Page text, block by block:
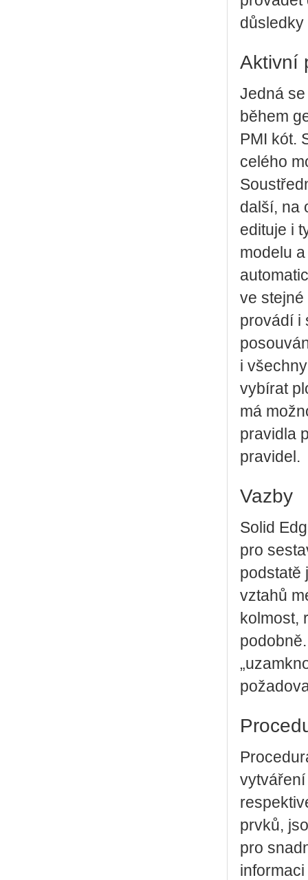
důsledky
Aktivní
Jedná
během
PMI kót.
celého
další, na
edituje i
modelu
ve
provádí i
i
vybírat
má
pravidla
pravidel.
Vazby
Solid
pro
podstatě
vztahů
kolmost,
prvků,
pro